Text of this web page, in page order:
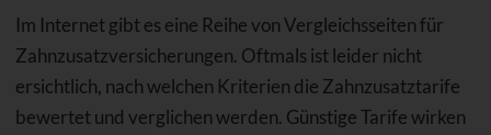
Im Internet gibt es eine Reihe von Vergleichsseiten für
Zahnzusatzversicherungen. Oftmals ist leider nicht
ersichtlich, nach welchen Kriterien die Zahnzusatztarife
bewertet und verglichen werden. Günstige Tarife wirken